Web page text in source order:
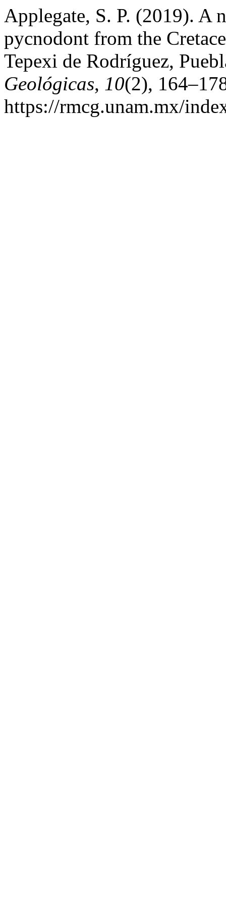
Applegate, S. P. (2019). A
pycnodont from the
Tepexi de Rodríguez,
Geológicas, 10(2),
https://rmcg.unam.mx/